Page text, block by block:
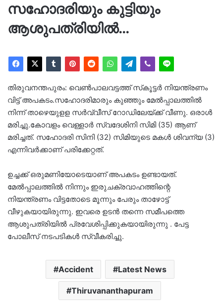
സഹോദരിയും കുട്ടിയും
ആശുപത്രിയിൽ…
തിരുവനന്തപുരം: വെണ്‍പാലവട്ടത്ത് സ്‌കൂട്ടർ നിയന്ത്രണം
വിട്ട് അപകടം.സഹോദരിമാരും കുഞ്ഞും മേൽപ്പാലത്തിൽ
നിന്ന് താഴെയുളള സർവ്വീസ് റോഡിലേയ്ക്ക് വീണു. ഒരാൾ
മരിച്ചു.കോവളം വെള്ളാർ സ്വദേശിനി സിമി (35) ആണ്
മരിച്ചത്. സഹോദരി സിനി (32) സിമിയുടെ മകൾ ശിവന്യ (3)
എന്നിവർക്കാണ് പരിക്കേറ്റത്.
ഉച്ചക്ക് ഒരുമണിയോടെയാണ് അപകടം ഉണ്ടായത്.
മേല്‍പ്പാലത്തില്‍ നിന്നും ഇരുചക്രവാഹത്തിന്റെ
നിയന്ത്രണം വിട്ടതോടെ മൂന്നും പേരും താഴോട്ട്
വീഴുകയായിരുന്നു. ഇവരെ ഉടന്‍ തന്നെ സമീപത്തെ
ആശുപത്രിയില്‍ പ്രവേശിപ്പിക്കുകയായിരുന്നു . പേട്ട
പോലീസ് നടപടികൾ സ്വീകരിച്ചു.
Accident Latest News
Thiruvananthapuram